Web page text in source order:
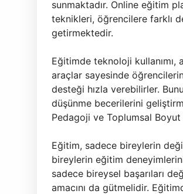
sunmaktadır. Online eğitim
teknikleri, öğrencilere farklı
getirmektedir.
Eğitimde teknoloji kullanımı,
araçlar sayesinde
desteği hızla verebilirler.
düşünme becerilerini
Pedagoji ve Toplumsal Boyut
Eğitim, sadece bireylerin
bireylerin eğitim
sadece bireysel başarıları
amacını da gütmelidir.